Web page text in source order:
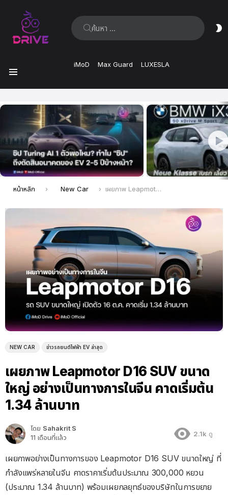
ค้นหา:
iMoD Max Guard LUXESLA
ล่าสุด
คุณอยู่ที่นี่:
หน้าหลัก New Car เผยภาพ Leapmotor D16 SUV ขนาดใหญ่ อย่างเป็นทางการในจีน คาดเริ่มต้น 1.34 ล้านบาท
NEW CAR ข่าวรถยนต์ไฟฟ้า EV ล่าสุด
เผยภาพ Leapmotor D16 SUV ขนาด
ใหญ่ อย่างเป็นทางการในจีน คาดเริ่มต้น
1.34 ล้านบาท
โดย Sahakrit S
11 เดือนที่แล้ว
2.1k ดู
เผยภาพอย่างเป็นทางการของ Leapmotor D16 SUV ขนาดใหญ่ ที่
กำลังแพร่หลายในจีน คาดราคาเริ่มต้นประมาณ 300,000 หยวน
(ประมาณ 1.34 ล้านบาท) พร้อมเผยกลยุทธ์ของบริษัทในการขยาย